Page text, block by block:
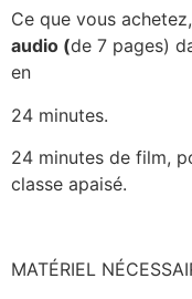
Ce que vous
audio (de 7 pages)
en
24 minutes.
24 minutes de film,
classe apaisé.
MATÉRIEL